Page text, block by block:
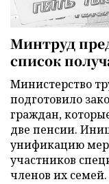
Минтруд
список
Министерство
подготовило
граждан,
две пенсии.
унификацию
участников
членов их семей.